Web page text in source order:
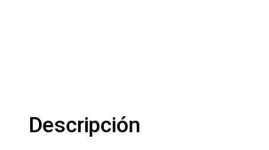
Descripción